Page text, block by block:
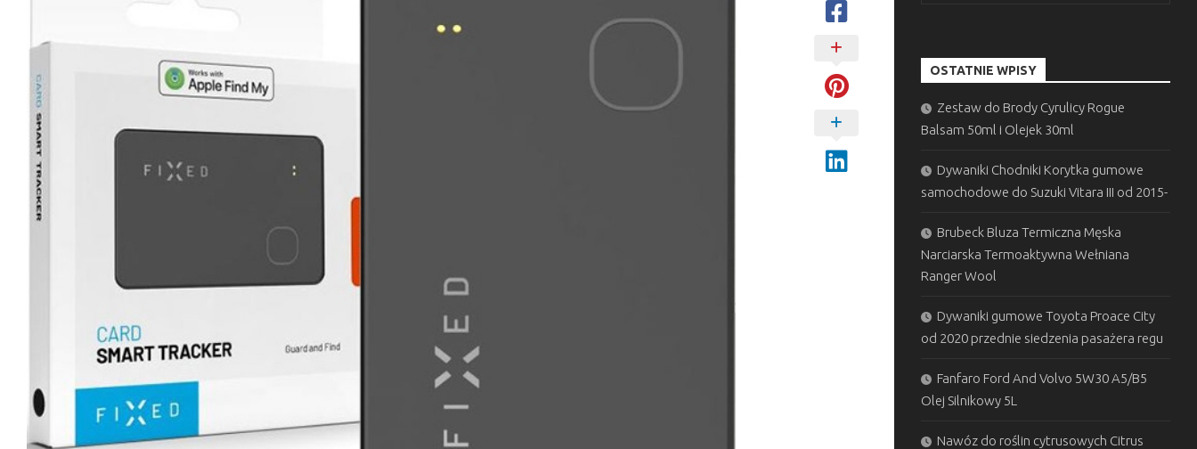
OSTATNIE WPISY
Zestaw do Brody Cyrulicy Rogue
Balsam 50ml i Olejek 30ml
Dywaniki Chodniki Korytka gumowe
samochodowe do Suzuki Vitara III od 2015-
Brubeck Bluza Termiczna Męska
Narciarska Termoaktywna Wełniana
Ranger Wool
Dywaniki gumowe Toyota Proace City
od 2020 przednie siedzenia pasażera regu
Fanfaro Ford And Volvo 5W30 A5/B5
Olej Silnikowy 5L
Nawóz do roślin cytrusowych Citrus